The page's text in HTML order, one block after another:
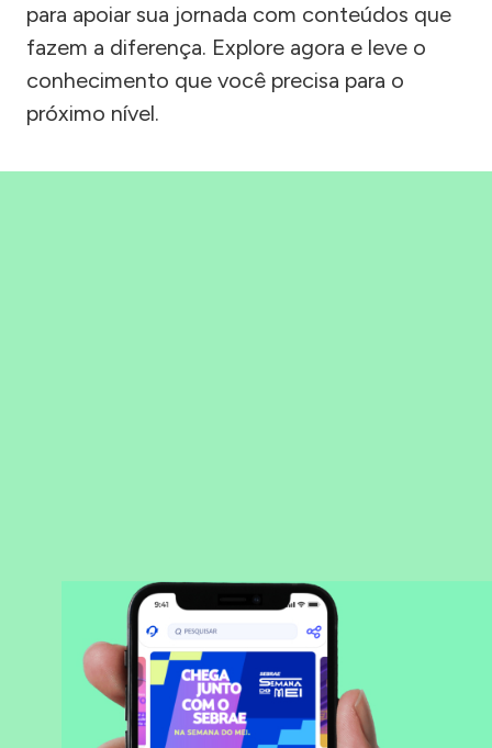
para apoiar sua jornada com conteúdos que
fazem a diferença. Explore agora e leve o
conhecimento que você precisa para o
próximo nível.